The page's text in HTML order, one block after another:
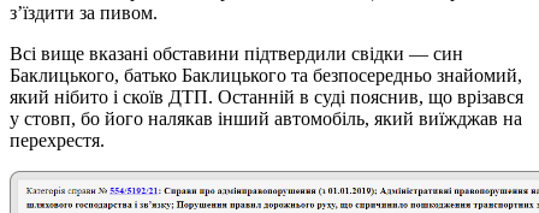
з’їздити за пивом.
Всі вище вказані обставини підтвердили свідки — син
Баклицького, батько Баклицького та безпосередньо знайомий,
який нібито і скоїв ДТП. Останній в суді пояснив, що врізався
у стовп, бо його налякав інший автомобіль, який виїжджав на
перехрестя.